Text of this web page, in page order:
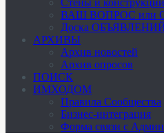
ВАШ ВОПРОС или
Доска
АРХИВЫ
Архив новостей
Архив опросов
ПОИСК
ИМХОДОМ
Правила Сообщества
Бизнес-интеграция
Форма связи с